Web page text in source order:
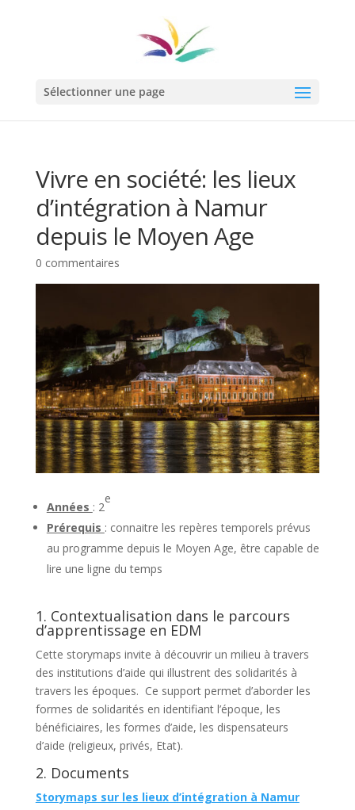
Sélectionner une page
Vivre en société: les lieux
d’intégration à Namur
depuis le Moyen Age
0 commentaires
Années : 2
e
Prérequis : connaitre les repères temporels prévus
au programme depuis le Moyen Age, être capable de
lire une ligne du temps
1. Contextualisation dans le parcours
d’apprentissage en EDM
Cette storymaps invite à découvrir un milieu à travers
des institutions d’aide qui illustrent des solidarités à
travers les époques. Ce support permet d’aborder les
formes de solidarités en identifiant l’époque, les
bénéficiaires, les formes d’aide, les dispensateurs
d’aide (religieux, privés, Etat).
2. Documents
Storymaps sur les lieux d’intégration à Namur